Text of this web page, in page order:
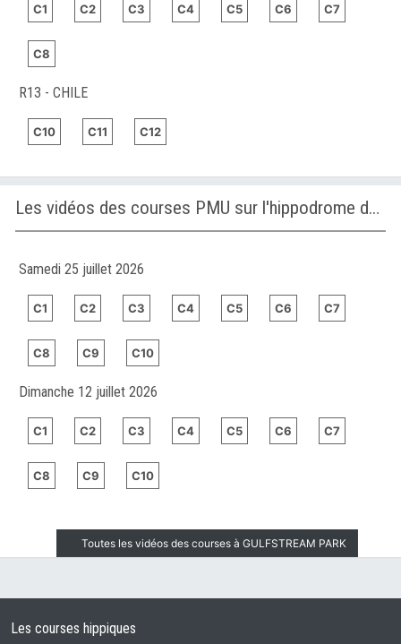
C1 C2 C3 C4 C5 C6 C7
C8
R13 - CHILE
C10 C11 C12
Les vidéos des courses PMU sur l'hippodrome de GULFSTREAM PARK
Samedi 25 juillet 2026
C1 C2 C3 C4 C5 C6 C7
C8 C9 C10
Dimanche 12 juillet 2026
C1 C2 C3 C4 C5 C6 C7
C8 C9 C10
Toutes les vidéos des courses à GULFSTREAM PARK
Les courses hippiques